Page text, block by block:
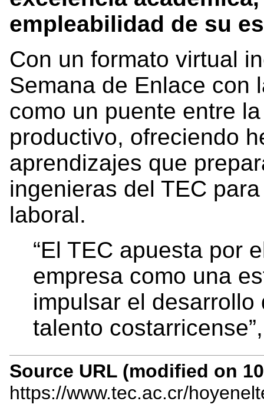
empleabilidad de su
Con un formato virtual
Semana de Enlace con
como un puente entre
productivo, ofreciendo
aprendizajes que
ingenieras del TEC
laboral.
“El TEC apuesta por
empresa como una
impulsar el
talento
Source URL (modified on
https://www.tec.ac.cr/